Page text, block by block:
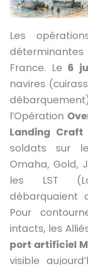
Les
France. Le 6
navires
l’Opération
Landing Craft
soldats sur
Omaha, Gold,
les LST
débarquaient
Pour
intacts, les
port artificiel
visible